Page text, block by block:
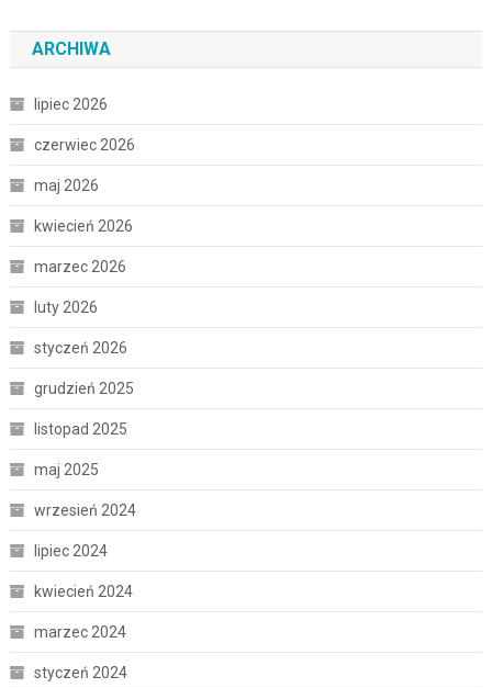
ARCHIWA
lipiec 2026
czerwiec 2026
maj 2026
kwiecień 2026
marzec 2026
luty 2026
styczeń 2026
grudzień 2025
listopad 2025
maj 2025
wrzesień 2024
lipiec 2024
kwiecień 2024
marzec 2024
styczeń 2024